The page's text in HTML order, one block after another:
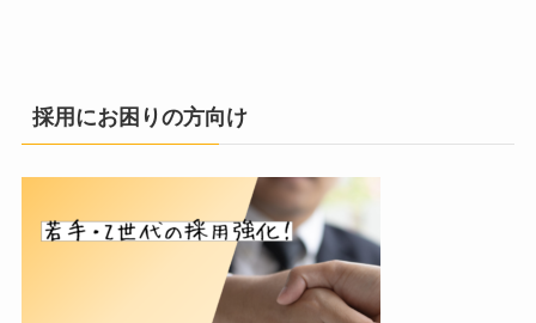
採用にお困りの方向け